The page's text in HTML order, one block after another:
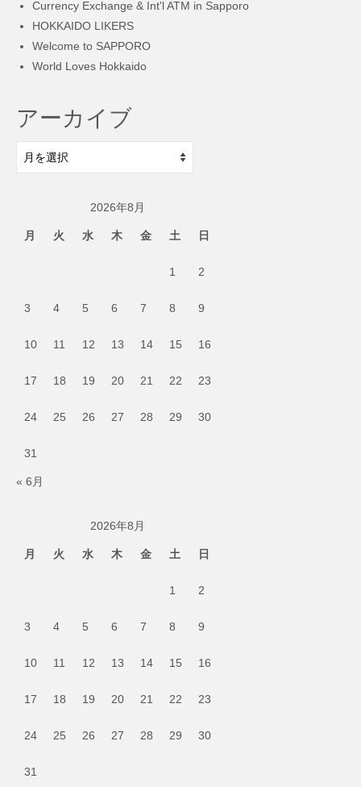
Currency Exchange & Int'l ATM in Sapporo
HOKKAIDO LIKERS
Welcome to SAPPORO
World Loves Hokkaido
アーカイブ
ア
ー
2026年8月
月 火 水 木 金 土 日
1 2
3 4 5 6 7 8 9
10 11 12 13 14 15 16
17 18 19 20 21 22 23
24 25 26 27 28 29 30
31
« 6月
2026年8月
月 火 水 木 金 土 日
1 2
3 4 5 6 7 8 9
10 11 12 13 14 15 16
17 18 19 20 21 22 23
24 25 26 27 28 29 30
31